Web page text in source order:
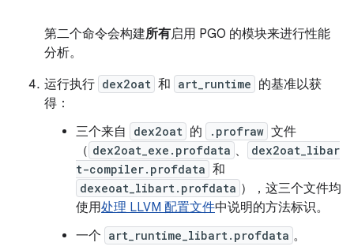
第二个命令会构建所有启用 PGO 的模块来进行性能
分析。
运行执行 dex2oat 和 art_runtime 的基准以获
得：
三个来自
dex2oat 的 .profraw 文件
（ dex2oat_exe.profdata 、
dex2oat_libar
t-compiler.profdata 和
dexeoat_libart.profdata ），这三个文件均
使用处理 LLVM 配置文件中说明的方法标识。
一个 art_runtime_libart.profdata 。